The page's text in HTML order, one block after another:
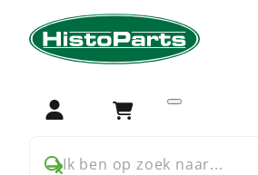
Login Winkelwagen
Ik ben op zoek naar...
Home Trekker onderdelen